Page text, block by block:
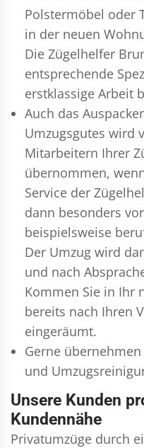
Polstermöbel oder
in der neuen
Die Zügelhelfer
entsprechende
erstklassige Arbeit
Auch das
Umzugsgutes wird
Mitarbeitern Ihrer
übernommen,
Service der
dann besonders
beispielsweise
Der Umzug wird
und nach
Kommen Sie in Ihr
bereits nach Ihren
eingeräumt.
Gerne
und
Unsere Kunden
Kundennähe
Privatumzüge durch